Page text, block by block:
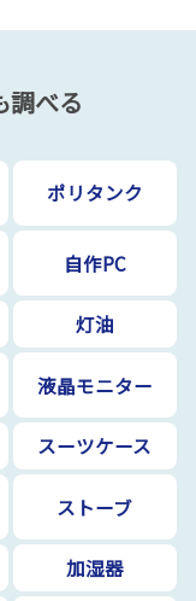
調べる
ポリタンク
自作PC
灯油
液晶モニター
スーツケース
ストーブ
加湿器